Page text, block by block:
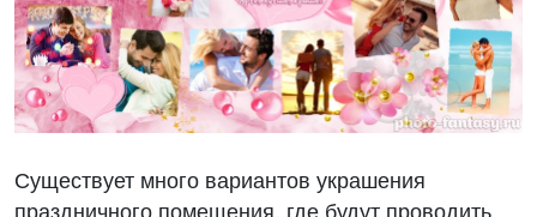
Существует много вариантов украшения